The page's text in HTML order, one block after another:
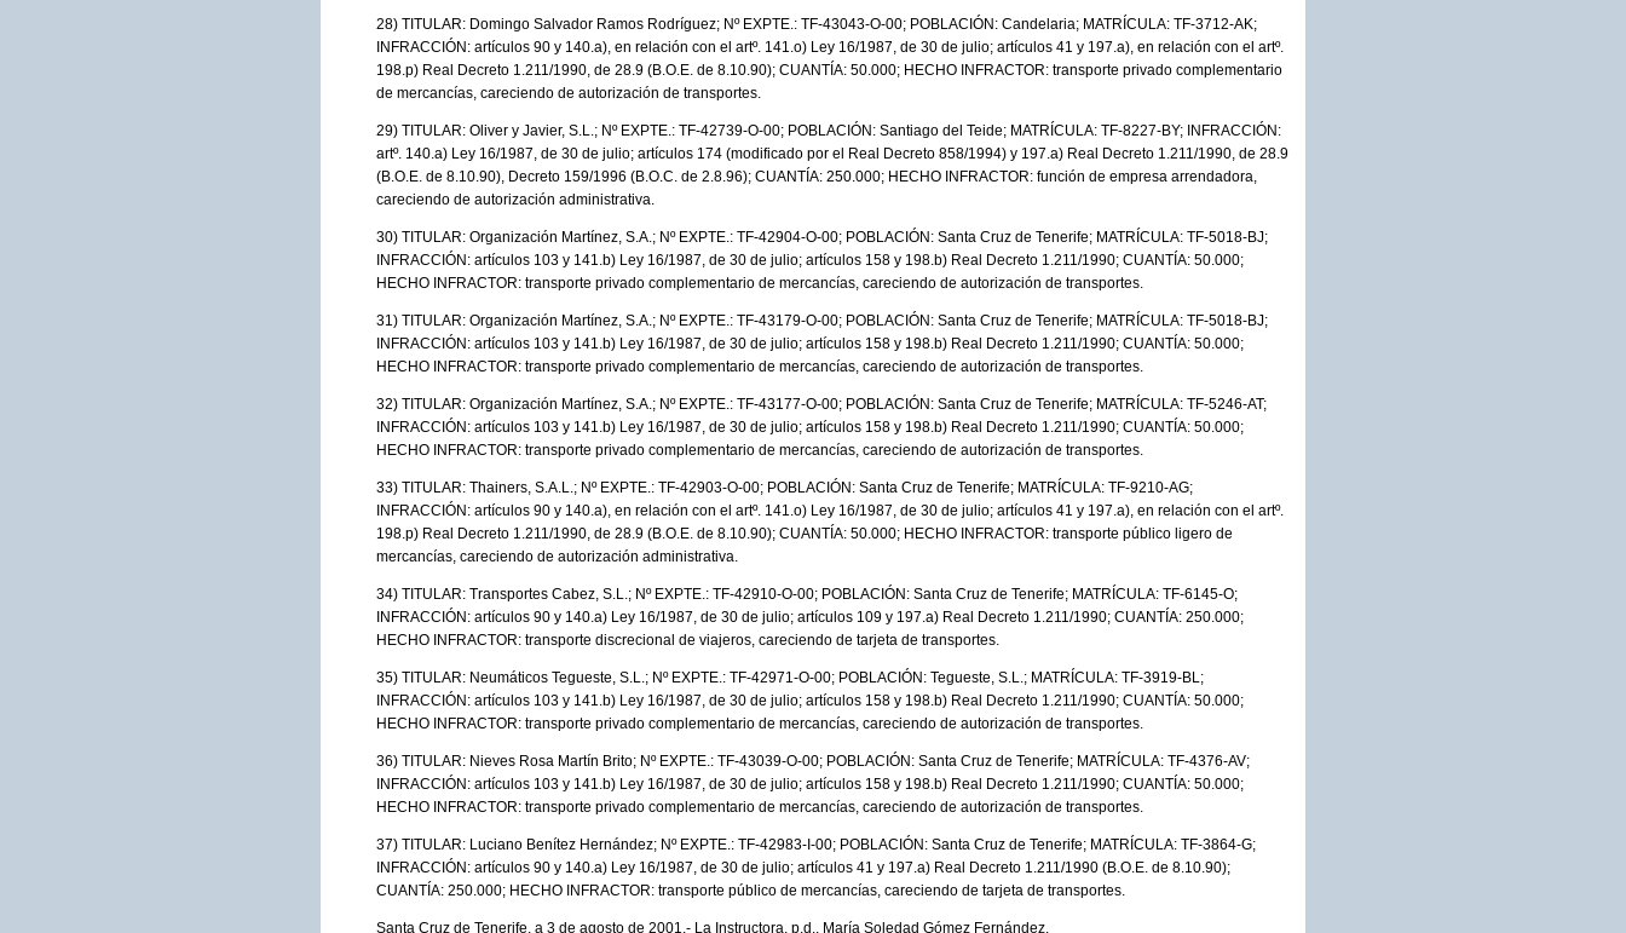
28) TITULAR: Domingo Salvador Ramos Rodríguez; Nº EXPTE.: TF-43043-O-00; POBLACIÓN: Candelaria; MATRÍCULA: TF-3712-AK;
INFRACCIÓN: artículos 90 y 140.a), en relación con el artº. 141.o) Ley 16/1987, de 30 de julio; artículos 41 y 197.a), en relación con el artº.
198.p) Real Decreto 1.211/1990, de 28.9 (B.O.E. de 8.10.90); CUANTÍA: 50.000; HECHO INFRACTOR: transporte privado complementario
de mercancías, careciendo de autorización de transportes.
29) TITULAR: Oliver y Javier, S.L.; Nº EXPTE.: TF-42739-O-00; POBLACIÓN: Santiago del Teide; MATRÍCULA: TF-8227-BY; INFRACCIÓN:
artº. 140.a) Ley 16/1987, de 30 de julio; artículos 174 (modificado por el Real Decreto 858/1994) y 197.a) Real Decreto 1.211/1990, de 28.9
(B.O.E. de 8.10.90), Decreto 159/1996 (B.O.C. de 2.8.96); CUANTÍA: 250.000; HECHO INFRACTOR: función de empresa arrendadora,
careciendo de autorización administrativa.
30) TITULAR: Organización Martínez, S.A.; Nº EXPTE.: TF-42904-O-00; POBLACIÓN: Santa Cruz de Tenerife; MATRÍCULA: TF-5018-BJ;
INFRACCIÓN: artículos 103 y 141.b) Ley 16/1987, de 30 de julio; artículos 158 y 198.b) Real Decreto 1.211/1990; CUANTÍA: 50.000;
HECHO INFRACTOR: transporte privado complementario de mercancías, careciendo de autorización de transportes.
31) TITULAR: Organización Martínez, S.A.; Nº EXPTE.: TF-43179-O-00; POBLACIÓN: Santa Cruz de Tenerife; MATRÍCULA: TF-5018-BJ;
INFRACCIÓN: artículos 103 y 141.b) Ley 16/1987, de 30 de julio; artículos 158 y 198.b) Real Decreto 1.211/1990; CUANTÍA: 50.000;
HECHO INFRACTOR: transporte privado complementario de mercancías, careciendo de autorización de transportes.
32) TITULAR: Organización Martínez, S.A.; Nº EXPTE.: TF-43177-O-00; POBLACIÓN: Santa Cruz de Tenerife; MATRÍCULA: TF-5246-AT;
INFRACCIÓN: artículos 103 y 141.b) Ley 16/1987, de 30 de julio; artículos 158 y 198.b) Real Decreto 1.211/1990; CUANTÍA: 50.000;
HECHO INFRACTOR: transporte privado complementario de mercancías, careciendo de autorización de transportes.
33) TITULAR: Thainers, S.A.L.; Nº EXPTE.: TF-42903-O-00; POBLACIÓN: Santa Cruz de Tenerife; MATRÍCULA: TF-9210-AG;
INFRACCIÓN: artículos 90 y 140.a), en relación con el artº. 141.o) Ley 16/1987, de 30 de julio; artículos 41 y 197.a), en relación con el artº.
198.p) Real Decreto 1.211/1990, de 28.9 (B.O.E. de 8.10.90); CUANTÍA: 50.000; HECHO INFRACTOR: transporte público ligero de
mercancías, careciendo de autorización administrativa.
34) TITULAR: Transportes Cabez, S.L.; Nº EXPTE.: TF-42910-O-00; POBLACIÓN: Santa Cruz de Tenerife; MATRÍCULA: TF-6145-O;
INFRACCIÓN: artículos 90 y 140.a) Ley 16/1987, de 30 de julio; artículos 109 y 197.a) Real Decreto 1.211/1990; CUANTÍA: 250.000;
HECHO INFRACTOR: transporte discrecional de viajeros, careciendo de tarjeta de transportes.
35) TITULAR: Neumáticos Tegueste, S.L.; Nº EXPTE.: TF-42971-O-00; POBLACIÓN: Tegueste, S.L.; MATRÍCULA: TF-3919-BL;
INFRACCIÓN: artículos 103 y 141.b) Ley 16/1987, de 30 de julio; artículos 158 y 198.b) Real Decreto 1.211/1990; CUANTÍA: 50.000;
HECHO INFRACTOR: transporte privado complementario de mercancías, careciendo de autorización de transportes.
36) TITULAR: Nieves Rosa Martín Brito; Nº EXPTE.: TF-43039-O-00; POBLACIÓN: Santa Cruz de Tenerife; MATRÍCULA: TF-4376-AV;
INFRACCIÓN: artículos 103 y 141.b) Ley 16/1987, de 30 de julio; artículos 158 y 198.b) Real Decreto 1.211/1990; CUANTÍA: 50.000;
HECHO INFRACTOR: transporte privado complementario de mercancías, careciendo de autorización de transportes.
37) TITULAR: Luciano Benítez Hernández; Nº EXPTE.: TF-42983-I-00; POBLACIÓN: Santa Cruz de Tenerife; MATRÍCULA: TF-3864-G;
INFRACCIÓN: artículos 90 y 140.a) Ley 16/1987, de 30 de julio; artículos 41 y 197.a) Real Decreto 1.211/1990 (B.O.E. de 8.10.90);
CUANTÍA: 250.000; HECHO INFRACTOR: transporte público de mercancías, careciendo de tarjeta de transportes.
Santa Cruz de Tenerife, a 3 de agosto de 2001.- La Instructora, p.d., María Soledad Gómez Fernández.